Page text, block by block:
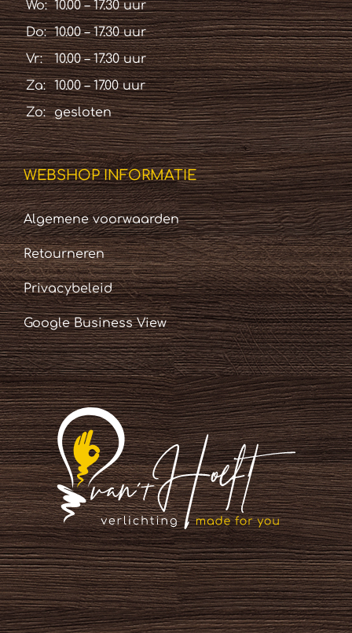
Wo: 10.00 – 17.30 uur
Do: 10.00 – 17.30 uur
Vr:
10.00 – 17.30 uur
Za:
10.00 – 17.00 uur
Zo:
gesloten
WEBSHOP INFORMATIE
Algemene voorwaarden
Retourneren
Privacybeleid
Google Business View